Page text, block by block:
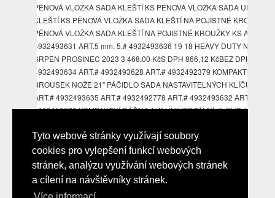
Tyto webové stránky využívají soubory
cookies pro vylepšení funkcí webových
stránek, analýzu využívání webových stránek
a cílení na návštěvníky stránek.
PĚNOVÁ VLOŽKA SADA KLEŠTÍ KS PĚNOVÁ VLOŽKA SADA
KLEŠTÍ KS PĚNOVÁ VLOŽKA SADA KLEŠTÍ NA POJISTNÉ KROUŽKY
PĚNOVÁ VLOŽKA SADA KLEŠTÍ NA POJISTNÉ KROUŽKY KS ART.#
4932493631 ART.5 mm, 5.# 4932493636 19 18 HEAVY DUTY NEWS
SRPEN PROSINEC 2023 3 468,00 KčS DPH 866,12 KčBEZ DPH .#
4932493634 ART.# 4932493628 ART.# 4932492379 KOMPAKTNÍ
BROUSEK NOŽE 21" PÁČIDLO SADA NASTAVITELNÝCH KLÍČŮ KS
ART.# 4932493635 ART.# 4932492778 ART.# 4932493632 ART.#
4932492672 KOMPAKTNÍ RÁČNA 1/4" UNIVERZÁLNÍ KLOUB 1/4"
ČTVEREC 1/4" NÁSTRČNÉ KLÍČE 1/4" KS PH1, PH2, PZ1, PZ2, BO8,
BO10, TX BO15, BO20, BO25, BO30, BO40, SL0.8x5x5, 10, 15, 20, 25,
TX 40, Hex mm, Hex mm, Hex mm, Hex mm 4 mm, 4